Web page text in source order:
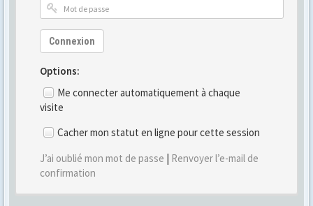
Connexion
Options:
Me connecter automatiquement à chaque
visite
Cacher mon statut en ligne pour cette session
J’ai oublié mon mot de passe | Renvoyer l’e-mail de
confirmation